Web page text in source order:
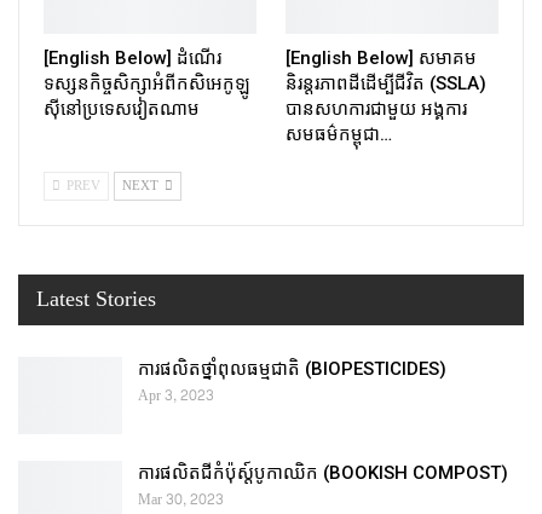
[English Below] ដំណើរ
ទស្សនកិច្ចសិក្សាអំពីកសិអេកូឡូ
ស៊ីនៅប្រទេសវៀតណាម
[English Below] សមាគម
និរន្តរភាពដីដើម្បីជីវិត (SSLA)
បានសហការជាមួយ អង្គការ
សមធម៌កម្ពុជា…
PREV NEXT
Latest Stories
ការផលិតថ្នាំពុលធម្មជាតិ (BIOPESTICIDES)
Apr 3, 2023
ការផលិតជីកំប៉ុស្ដ៍បូកាឈិក (BOOKISH COMPOST)
Mar 30, 2023